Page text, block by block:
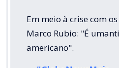
Em meio à crise com
Marco Rubio: "É
americano".